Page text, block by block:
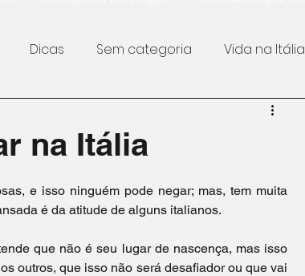
Dicas Sem categoria Vida na Itália
na Itália
e isso ninguém pode negar; mas, tem muita
é da atitude de alguns italianos.
que não é seu lugar de nascença, mas isso
outros, que isso não será desafiador ou que vai